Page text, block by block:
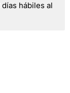
hábiles al